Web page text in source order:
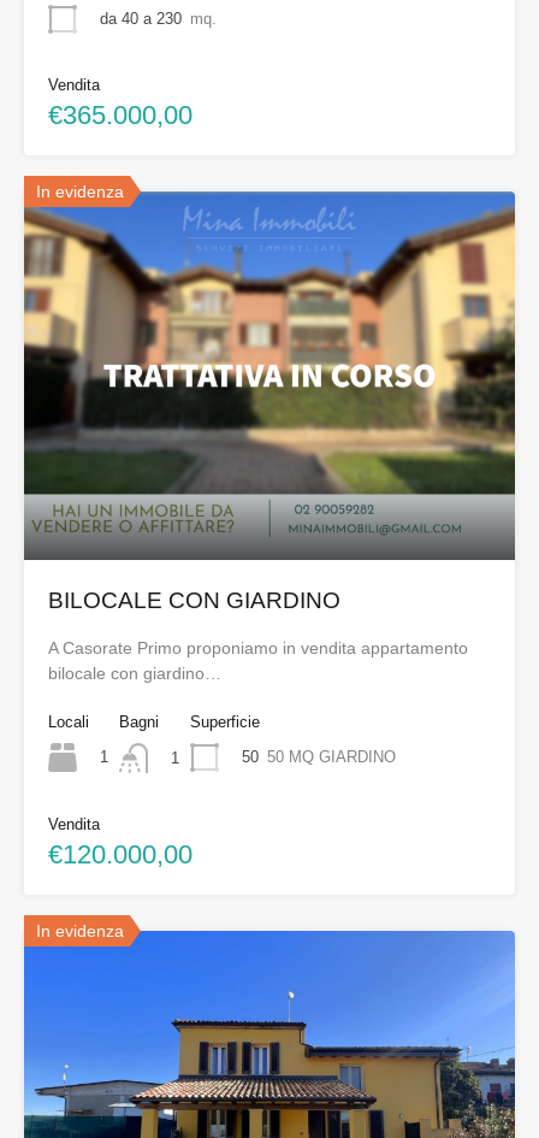
da 40 a 230 mq.
Vendita
€365.000,00
In evidenza
BILOCALE CON GIARDINO
A Casorate Primo proponiamo in vendita appartamento
bilocale con giardino…
Locali
1
Bagni
1
Superficie
50 50 MQ GIARDINO
Vendita
€120.000,00
In evidenza